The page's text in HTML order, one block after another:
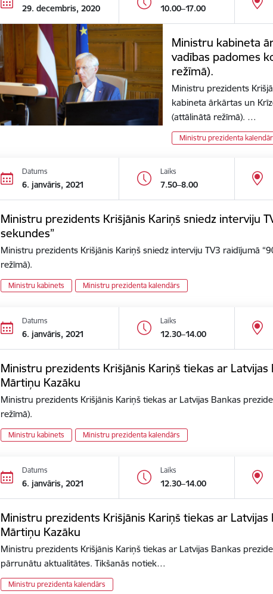
29. decembris, 2020 10.00–17.00
Ministru kabineta
vadības padomes
režīmā).
Ministru prezidents
kabineta ārkārtas un
(attālinātā režīmā). …
Ministru prezidenta
Datums
6. janvāris, 2021
Laiks
7.50–8.00
Ministru prezidents Krišjānis Kariņš sniedz interviju
sekundes”
Ministru prezidents Krišjānis Kariņš sniedz interviju TV3 raidījumā
režīmā).
Ministru kabinets Ministru prezidenta kalendārs
Datums
6. janvāris, 2021
Laiks
12.30–14.00
Ministru prezidents Krišjānis Kariņš tiekas ar
Mārtiņu Kazāku
Ministru prezidents Krišjānis Kariņš tiekas ar Latvijas Bankas
režīmā).
Ministru kabinets Ministru prezidenta kalendārs
Datums
6. janvāris, 2021
Laiks
12.30–14.00
Ministru prezidents Krišjānis Kariņš tiekas ar
Mārtiņu Kazāku
Ministru prezidents Krišjānis Kariņš tiekas ar Latvijas Bankas
pārrunātu aktualitātes. Tikšanās notiek…
Ministru prezidenta kalendārs